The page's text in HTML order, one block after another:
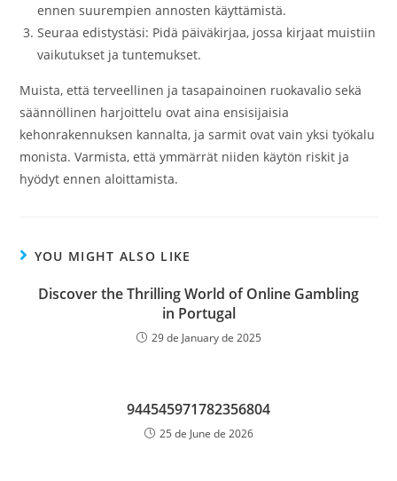
ennen suurempien annosten käyttämistä.
Seuraa edistystäsi: Pidä päiväkirjaa, jossa kirjaat muistiin
vaikutukset ja tuntemukset.
Muista, että terveellinen ja tasapainoinen ruokavalio sekä
säännöllinen harjoittelu ovat aina ensisijaisia
kehonrakennuksen kannalta, ja sarmit ovat vain yksi työkalu
monista. Varmista, että ymmärrät niiden käytön riskit ja
hyödyt ennen aloittamista.
YOU MIGHT ALSO LIKE
Discover the Thrilling World of Online Gambling
in Portugal
29 de January de 2025
944545971782356804
25 de June de 2026